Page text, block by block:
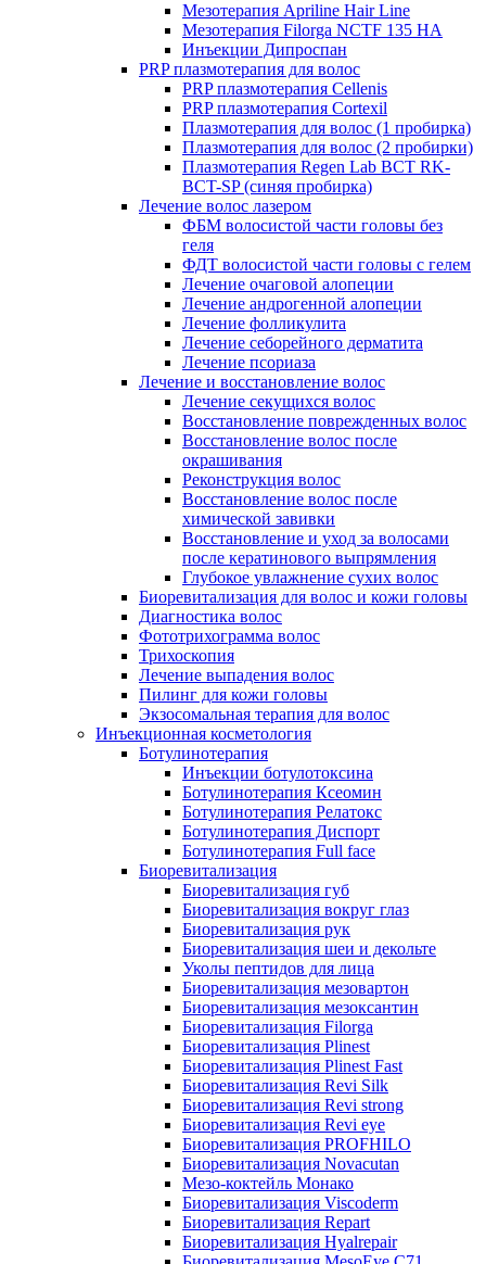
Мезотерапия Apriline Hair Line
Мезотерапия Filorga NCTF 135 HA
Инъекции Дипроспан
PRP плазмотерапия для волос
PRP плазмотерапия Cellenis
PRP плазмотерапия Cortexil
Плазмотерапия для волос (1 пробирка)
Плазмотерапия для волос (2 пробирки)
Плазмотерапия Regen Lab BCT RK-
BCT-SP (синяя пробирка)
Лечение волос лазером
ФБМ волосистой части головы без
геля
ФДТ волосистой части головы с гелем
Лечение очаговой алопеции
Лечение андрогенной алопеции
Лечение фолликулита
Лечение себорейного дерматита
Лечение псориаза
Лечение и восстановление волос
Лечение секущихся волос
Восстановление поврежденных волос
Восстановление волос после
окрашивания
Реконструкция волос
Восстановление волос после
химической завивки
Восстановление и уход за волосами
после кератинового выпрямления
Глубокое увлажнение сухих волос
Биоревитализация для волос и кожи головы
Диагностика волос
Фототрихограмма волос
Трихоскопия
Лечение выпадения волос
Пилинг для кожи головы
Экзосомальная терапия для волос
Инъекционная косметология
Ботулинотерапия
Инъекции ботулотоксина
Ботулинотерапия Ксеомин
Ботулинотерапия Релатокс
Ботулинотерапия Диспорт
Ботулинотерапия Full face
Биоревитализация
Биоревитализация губ
Биоревитализация вокруг глаз
Биоревитализация рук
Биоревитализация шеи и декольте
Уколы пептидов для лица
Биоревитализация мезовартон
Биоревитализация мезоксантин
Биоревитализация Filorga
Биоревитализация Plinest
Биоревитализация Plinest Fast
Биоревитализация Revi Silk
Биоревитализация Revi strong
Биоревитализация Revi eye
Биоревитализация PROFHILO
Биоревитализация Novacutan
Мезо-коктейль Монако
Биоревитализация Viscoderm
Биоревитализация Repart
Биоревитализация Hyalrepair